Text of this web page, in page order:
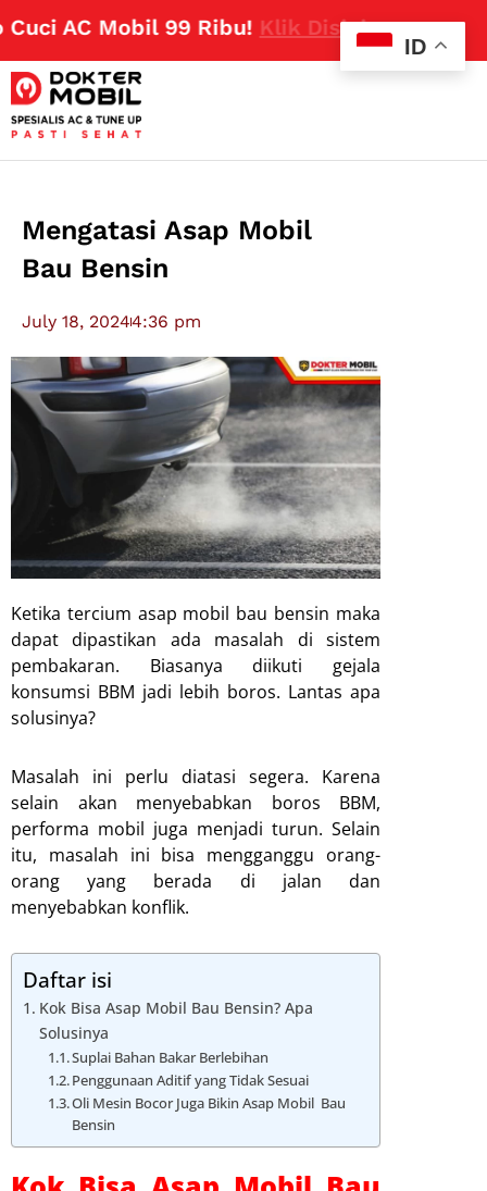
AC Mobil 99 Ribu!Klik Disini
Mengatasi Asap Mobil
Bau Bensin
July 18, 20244:36 pm
Ketika tercium asap mobil bau bensin maka
dapat dipastikan ada masalah di sistem
pembakaran. Biasanya diikuti gejala
konsumsi BBM jadi lebih boros. Lantas apa
solusinya?
Masalah ini perlu diatasi segera. Karena
selain akan menyebabkan boros BBM,
performa mobil juga menjadi turun. Selain
itu, masalah ini bisa mengganggu orang-
orang yang berada di jalan dan
menyebabkan konflik.
Daftar isi
Kok Bisa Asap Mobil Bau Bensin? Apa
Solusinya
Suplai Bahan Bakar Berlebihan
Penggunaan Aditif yang Tidak Sesuai
Oli Mesin Bocor Juga Bikin Asap Mobil Bau
Bensin
ID